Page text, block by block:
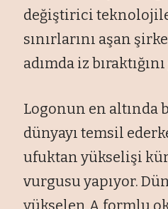
değiştirici
sınırlarını aşan
adımda iz
Logonun en altında
dünyayı temsil
ufuktan yükselişi
vurgusu yapıyor.
yükselen A formlu